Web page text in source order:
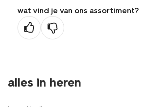
vorige
pagina
wat vind je van ons assortiment?
alles in heren